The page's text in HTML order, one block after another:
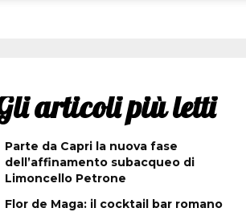
articoli più letti
Parte da Capri la nuova fase
dell’affinamento subacqueo di
Limoncello Petrone
Flor de Maga: il cocktail bar romano